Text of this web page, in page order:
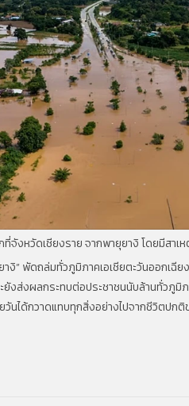
งหวัดเชียงราย จากพายุยางิ โดยมีสาเห
พัดถล่มทั่วภูมิภาคเอเชียตะวันออกเฉียง
งส่งผลกระทบต่อประชาชนนับล้านทั่วภู
วันได้กวาดแทบทุกสิ่งอย่างไปจากชีวิตปก